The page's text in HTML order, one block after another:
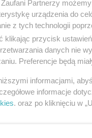
stawie
Partnerzy
urządzenia do
z tych technologii
klikając przycisk
danych nie
Preferencje będą
informacjami,
informacje
. oraz po kliknięciu w